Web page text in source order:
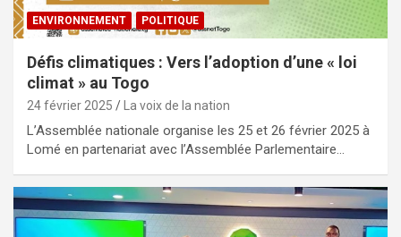
ENVIRONNEMENT POLITIQUE
Défis climatiques : Vers l’adoption d’une « loi
climat » au Togo
24 février 2025 La voix de la nation
L’Assemblée nationale organise les 25 et 26 février 2025 à
Lomé en partenariat avec l’Assemblée Parlementaire…